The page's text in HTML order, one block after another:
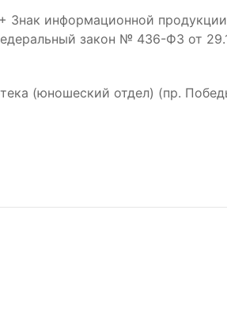
Знак информационной продукции
закон № 436-ФЗ от
(юношеский отдел) (пр.